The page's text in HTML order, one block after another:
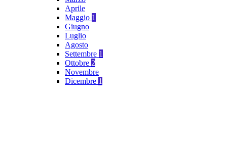
Aprile
Maggio 1
Giugno
Luglio
Agosto
Settembre 1
Ottobre 2
Novembre
Dicembre 1